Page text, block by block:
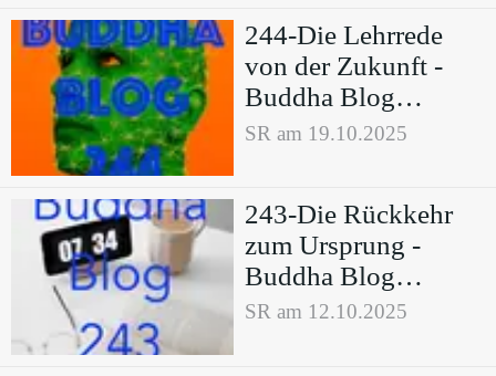
244-Die Lehrrede
von der Zukunft -
Buddha Blog
Podcast-Buddhismus
SR am 19.10.2025
243-Die Rückkehr
zum Ursprung -
Buddha Blog
Podcast-Buddhismus
SR am 12.10.2025